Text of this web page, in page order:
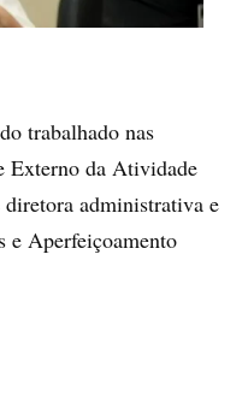
trabalhado nas
Externo da Atividade
administrativa e
e Aperfeiçoamento